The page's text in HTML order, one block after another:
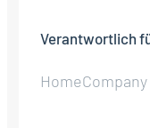
Verantwortlich